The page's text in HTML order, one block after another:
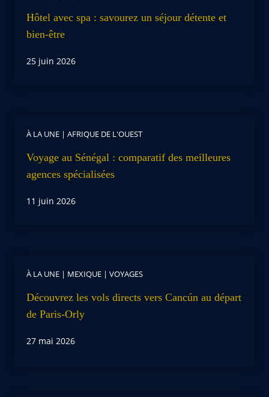
Hôtel avec spa : savourez un séjour détente et
bien-être
25 juin 2026
À LA UNE | AFRIQUE DE L'OUEST
Voyage au Sénégal : comparatif des meilleures
agences spécialisées
11 juin 2026
À LA UNE | MEXIQUE | VOYAGES
Découvrez les vols directs vers Cancún au départ
de Paris-Orly
27 mai 2026